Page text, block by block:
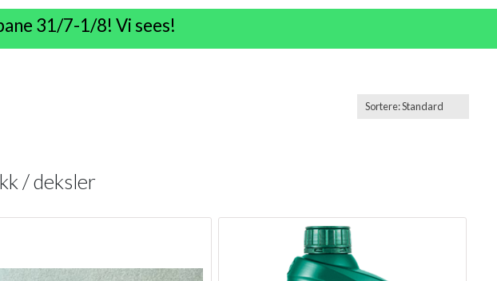
31/7-1/8! Vi sees!
/ deksler